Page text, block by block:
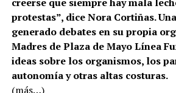
protestas”, dice Nora Cortiñas.
generado debates en su propia
Madres de Plaza de Mayo Línea
ideas sobre los organismos, los
autonomía y otras altas costuras.
(más…)